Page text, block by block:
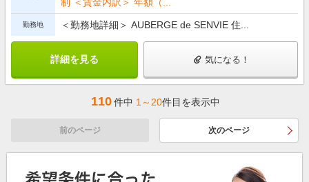
勤務地 ＜勤務地詳細＞ AUBERGE de SENVIE 住...
詳細を見る 気になる！
110件中 1～20件目を表示中
前のページ 次のページ